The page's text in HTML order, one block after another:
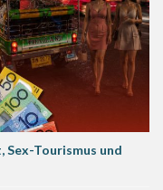
Sex-Tourismus und